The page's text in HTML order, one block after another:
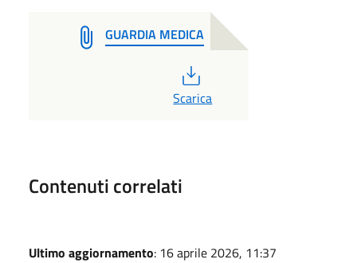
GUARDIA MEDICA
Scarica
Contenuti correlati
Ultimo aggiornamento: 16 aprile 2026, 11:37